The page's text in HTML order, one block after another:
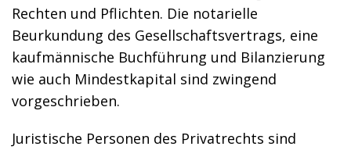
Rechten und Pflichten. Die notarielle
Beurkundung des Gesellschaftsvertrags, eine
kaufmännische Buchführung und Bilanzierung
wie auch Mindestkapital sind zwingend
vorgeschrieben.
Juristische Personen des Privatrechts sind